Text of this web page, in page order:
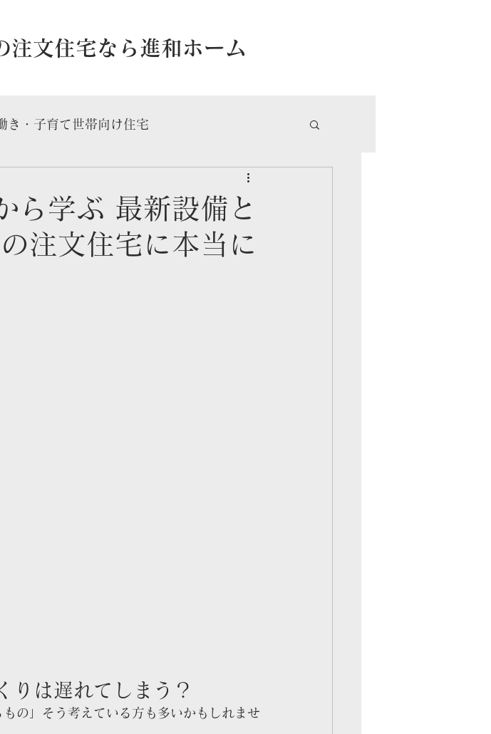
注文住宅なら進和ホーム
き・子育て世帯向け住宅
ら学ぶ 最新設備と
注文住宅に本当に
りは遅れてしまう？
の」そう考えている方も多いかもしれませ